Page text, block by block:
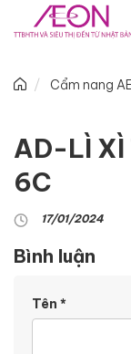
Cẩm nang
AD-LÌ XÌ
6C
17/01/2024
Bình luận
Tên *